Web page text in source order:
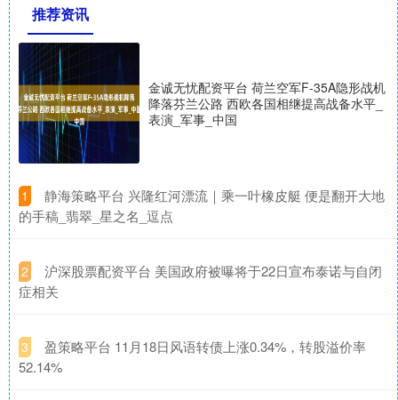
推荐资讯
金诚无忧配资平台 荷兰空军F-35A隐形战机
降落芬兰公路 西欧各国相继提高战备水平_
表演_军事_中国
1
​静海策略平台 兴隆红河漂流｜乘一叶橡皮艇 便是翻开大地
的手稿_翡翠_星之名_逗点
2
​沪深股票配资平台 美国政府被曝将于22日宣布泰诺与自闭
症相关
3
​盈策略平台 11月18日风语转债上涨0.34%，转股溢价率
52.14%